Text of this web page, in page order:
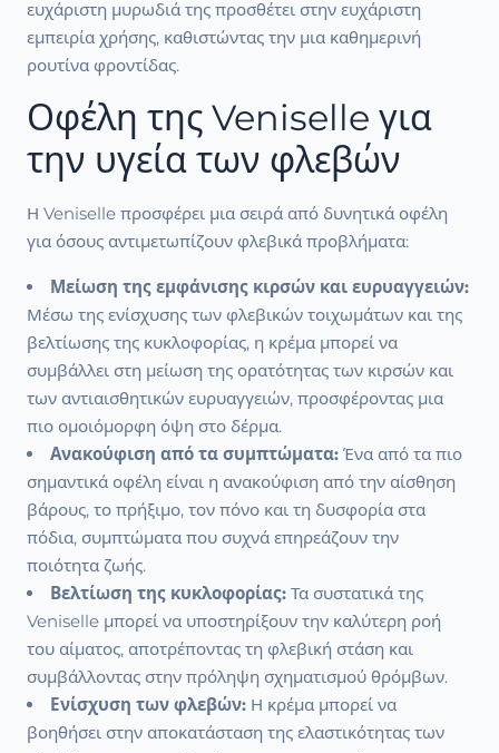
ευχάριστη μυρωδιά της προσθέτει στην ευχάριστη
εμπειρία χρήσης, καθιστώντας την μια καθημερινή
ρουτίνα φροντίδας.
Οφέλη της Veniselle για
την υγεία των φλεβών
Η Veniselle προσφέρει μια σειρά από δυνητικά οφέλη
για όσους αντιμετωπίζουν φλεβικά προβλήματα:
Μείωση της εμφάνισης κιρσών και ευρυαγγειών:
Μέσω της ενίσχυσης των φλεβικών τοιχωμάτων και της
βελτίωσης της κυκλοφορίας, η κρέμα μπορεί να
συμβάλλει στη μείωση της ορατότητας των κιρσών και
των αντιαισθητικών ευρυαγγειών, προσφέροντας μια
πιο ομοιόμορφη όψη στο δέρμα.
Ανακούφιση από τα συμπτώματα: Ένα από τα πιο
σημαντικά οφέλη είναι η ανακούφιση από την αίσθηση
βάρους, το πρήξιμο, τον πόνο και τη δυσφορία στα
πόδια, συμπτώματα που συχνά επηρεάζουν την
ποιότητα ζωής.
Βελτίωση της κυκλοφορίας: Τα συστατικά της
Veniselle μπορεί να υποστηρίξουν την καλύτερη ροή
του αίματος, αποτρέποντας τη φλεβική στάση και
συμβάλλοντας στην πρόληψη σχηματισμού θρόμβων.
Ενίσχυση των φλεβών: Η κρέμα μπορεί να
βοηθήσει στην αποκατάσταση της ελαστικότητας των